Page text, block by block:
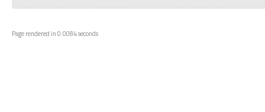
Page rendered in 0.0084 seconds